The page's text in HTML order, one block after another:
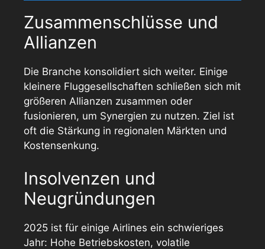
Zusammenschlüsse und
Allianzen
Die Branche konsolidiert sich weiter. Einige
kleinere Fluggesellschaften schließen sich mit
größeren Allianzen zusammen oder
fusionieren, um Synergien zu nutzen. Ziel ist
oft die Stärkung in regionalen Märkten und
Kostensenkung.
Insolvenzen und
Neugründungen
2025 ist für einige Airlines ein schwieriges
Jahr: Hohe Betriebskosten, volatile